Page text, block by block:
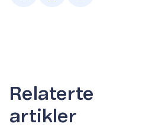
Relaterte
artikler